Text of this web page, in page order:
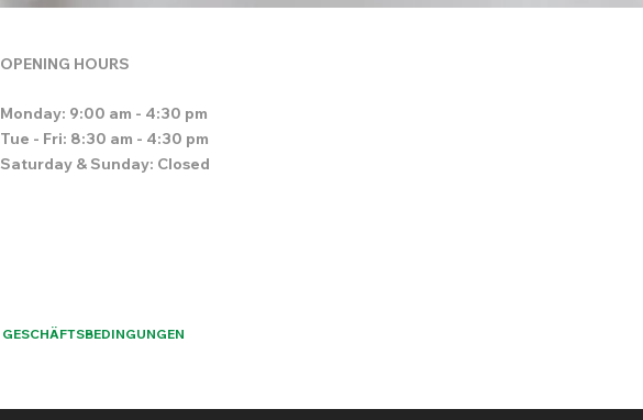
OPENING HOURS
Monday: 9:00 am - 4:30 pm
Tue - Fri: 8:30 am - 4:30 pm
Saturday & Sunday: Closed
GESCHÄFTSBEDINGUNGEN